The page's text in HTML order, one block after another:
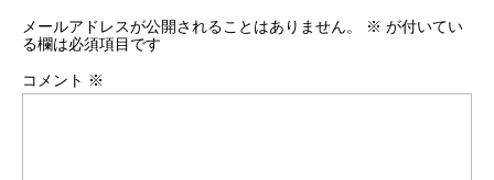
トします。
4.マウントされているディスクイメージをダブルクリックしま
す。
メールアドレスが公開されることはありません。 ※ が付いてい
る欄は必須項目です
コメント ※